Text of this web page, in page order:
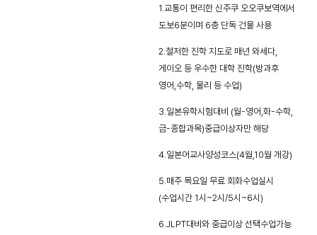
1.교통이 편리한 신주쿠 오오쿠보역에서
도보6분이며 6층 단독 건물 사용
2.철저한 진학 지도로 매년 와세다,
게이오 등 우수한 대학 진학(방과후
영어,수학, 물리 등 수업)
3.일본유학시험대비 (월-영어,화-수학,
금-종합과목)중급이상자만 해당
4.일본어교사양성코스(4월,10월 개강)
5.매주 목요일 무료 회화수업실시
(수업시간 1시~2시/5시~6시)
6.JLPT대비와 중급이상 선택수업가능